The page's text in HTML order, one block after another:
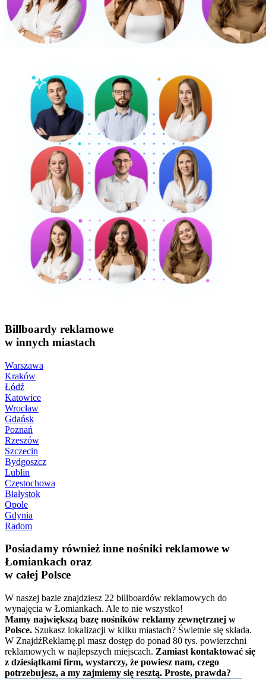
Billboardy reklamowe
w innych miastach
Warszawa
Kraków
Łódź
Katowice
Wrocław
Gdańsk
Poznań
Rzeszów
Szczecin
Bydgoszcz
Lublin
Częstochowa
Białystok
Opole
Gdynia
Radom
Posiadamy również inne nośniki reklamowe w
Łomiankach oraz
w całej Polsce
W naszej bazie znajdziesz 22 billboardów reklamowych do
wynajęcia w Łomiankach. Ale to nie wszystko!
Mamy największą bazę nośników reklamy zewnętrznej w
Polsce. Szukasz lokalizacji w kilku miastach? Świetnie się składa.
W ZnajdźReklamę.pl masz dostęp do ponad 80 tys. powierzchni
reklamowych w najlepszych miejscach. Zamiast kontaktować się
z dziesiątkami firm, wystarczy, że powiesz nam, czego
potrzebujesz, a my zajmiemy się resztą. Proste, prawda?